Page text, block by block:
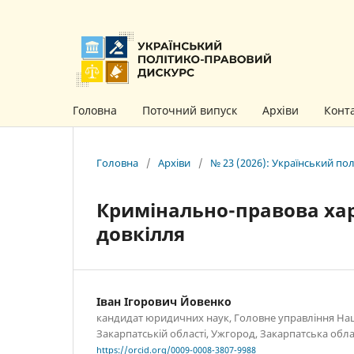
Головна Поточний випуск Архіви
Головна / Архіви / № 23 (2026): Український
Кримінально-правова
довкілля
Іван Ігорович Йовенко
кандидат юридичних наук, Головне управління
Закарпатській області, Ужгород, Закарпатська
https://orcid.org/0009-0008-3807-9988